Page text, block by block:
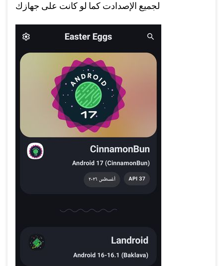
لجميع الإصدادت كما لو كانت على جهازك